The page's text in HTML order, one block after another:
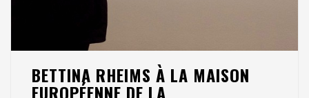
BETTINA RHEIMS À LA MAISON
EUROPÉENNE DE LA